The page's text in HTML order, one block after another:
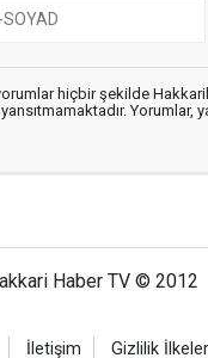
hiçbir şekilde
Yorumlar,
Haber TV © 2012
İletişim Gizlilik